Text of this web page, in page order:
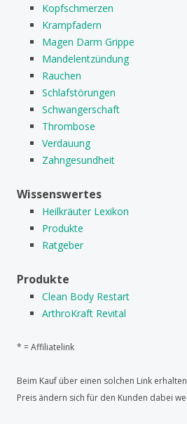
Kopfschmerzen
Krampfadern
Magen Darm Grippe
Mandelentzündung
Rauchen
Schlafstörungen
Schwangerschaft
Thrombose
Verdauung
Zahngesundheit
Wissenswertes
Heilkräuter Lexikon
Produkte
Ratgeber
Produkte
Clean Body Restart
ArthroKraft Revital
* = Affiliatelink
Beim Kauf über einen solchen Link
Preis ändern sich für den Kunden dabei